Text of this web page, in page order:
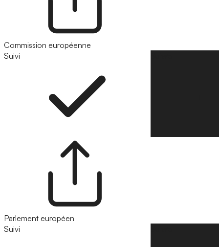
Commission européenne
Suivi
Parlement européen
Suivi